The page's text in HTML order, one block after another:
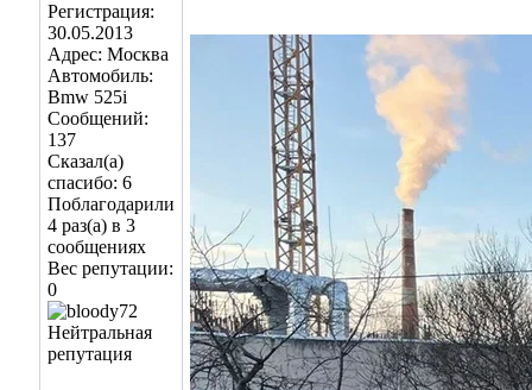
Регистрация:
30.05.2013
Адрес: Москва
Автомобиль:
Bmw 525i
Сообщений:
137
Сказал(а)
спасибо: 6
Поблагодарили
4 раз(а) в 3
сообщениях
Вес репутации:
0